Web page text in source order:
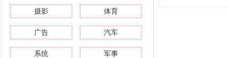
摄影 体育
广告 汽车
系统 军事